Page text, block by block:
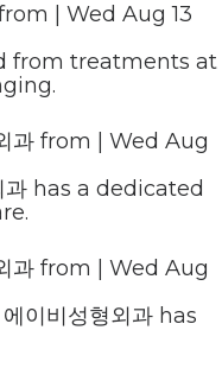
Wed Aug 13
from treatments at
과 from
Wed Aug
과 has a dedicated
과 from
Wed Aug
이비성형외과 has